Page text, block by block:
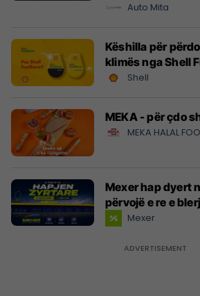
Auto Mita
Këshilla për
klimës nga Shell
Shell
MEKA - për çdo
MEKA HALAL
Mexer hap dyert
përvojë e re e
Mexer